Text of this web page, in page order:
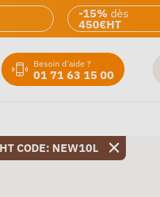
-15% dès
450€HT
Besoin d'aide ?
01 71 63 15 00
CODE: NEW10L